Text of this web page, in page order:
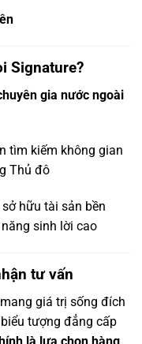
Signature?
gia nước ngoài
tìm kiếm không gian
Thủ đô
hữu tài sản bền
sinh lời cao
tư vấn
giá trị sống đích
tượng đẳng cấp
là lựa chọn hàng